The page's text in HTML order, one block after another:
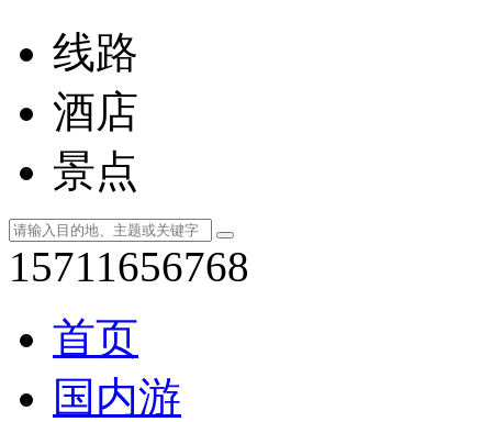
线路
酒店
景点
15711656768
首页
国内游